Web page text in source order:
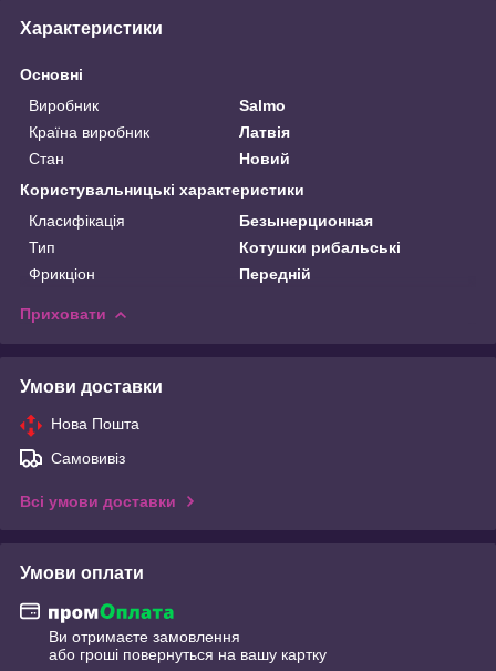
Характеристики
Основні
Виробник
Salmo
Країна виробник
Латвія
Стан
Новий
Користувальницькі характеристики
Класифікація
Безынерционная
Тип
Котушки рибальські
Фрикціон
Передній
Приховати
Умови доставки
Нова Пошта
Самовивіз
Всі умови доставки
Умови оплати
Ви отримаєте замовлення
або гроші повернуться на вашу картку